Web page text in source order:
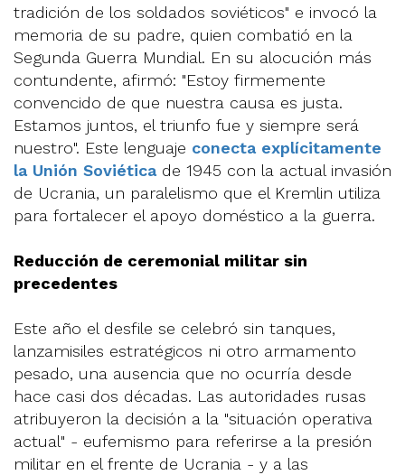
tradición de los soldados soviéticos" e invocó la
memoria de su padre, quien combatió en la
Segunda Guerra Mundial. En su alocución más
contundente, afirmó: "Estoy firmemente
convencido de que nuestra causa es justa.
Estamos juntos, el triunfo fue y siempre será
nuestro". Este lenguaje conecta explícitamente
la Unión Soviéticade 1945 con la actual invasión
de Ucrania, un paralelismo que el Kremlin utiliza
para fortalecer el apoyo doméstico a la guerra.
Reducción de ceremonial militar sin
precedentes
Este año el desfile se celebró sin tanques,
lanzamisiles estratégicos ni otro armamento
pesado, una ausencia que no ocurría desde
hace casi dos décadas. Las autoridades rusas
atribuyeron la decisión a la "situación operativa
actual" - eufemismo para referirse a la presión
militar en el frente de Ucrania - y a las